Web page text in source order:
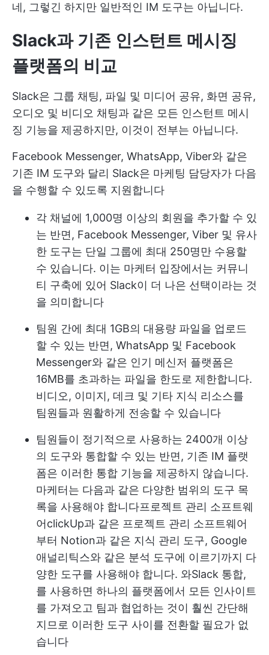
네, 그렇긴 하지만 일반적인 IM 도구는 아닙니다.
Slack과 기존 인스턴트 메시징
플랫폼의 비교
Slack은 그룹 채팅, 파일 및 미디어 공유, 화면 공유,
오디오 및 비디오 채팅과 같은 모든 인스턴트 메시
징 기능을 제공하지만, 이것이 전부는 아닙니다.
Facebook Messenger, WhatsApp, Viber와 같은
기존 IM 도구와 달리 Slack은 마케팅 담당자가 다음
을 수행할 수 있도록 지원합니다
각 채널에 1,000명 이상의 회원을 추가할 수 있
는 반면, Facebook Messenger, Viber 및 유사
한 도구는 단일 그룹에 최대 250명만 수용할
수 있습니다. 이는 마케터 입장에서는 커뮤니
티 구축에 있어 Slack이 더 나은 선택이라는 것
을 의미합니다
팀원 간에 최대 1GB의 대용량 파일을 업로드
할 수 있는 반면, WhatsApp 및 Facebook
Messenger와 같은 인기 메신저 플랫폼은
16MB를 초과하는 파일을 한도로 제한합니다.
비디오, 이미지, 데크 및 기타 지식 리소스를
팀원들과 원활하게 전송할 수 있습니다
팀원들이 정기적으로 사용하는 2400개 이상
의 도구와 통합할 수 있는 반면, 기존 IM 플랫
폼은 이러한 통합 기능을 제공하지 않습니다.
마케터는 다음과 같은 다양한 범위의 도구 목
록을 사용해야 합니다프로젝트 관리 소프트웨
어clickUp과 같은 프로젝트 관리 소프트웨어
부터 Notion과 같은 지식 관리 도구, Google
애널리틱스와 같은 분석 도구에 이르기까지 다
양한 도구를 사용해야 합니다. 와Slack 통합,
를 사용하면 하나의 플랫폼에서 모든 인사이트
를 가져오고 팀과 협업하는 것이 훨씬 간단해
지므로 이러한 도구 사이를 전환할 필요가 없
습니다